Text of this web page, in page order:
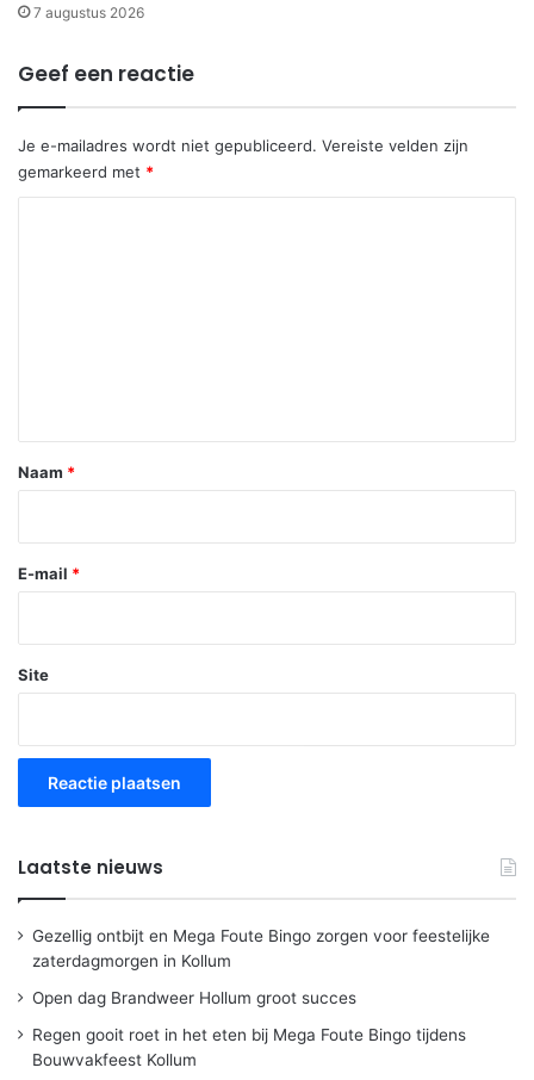
7 augustus 2026
Geef een reactie
Je e-mailadres wordt niet gepubliceerd. Vereiste velden zijn
gemarkeerd met *
*
Naam *
E-mail *
Site
Laatste nieuws
Gezellig ontbijt en Mega Foute Bingo zorgen voor feestelijke
zaterdagmorgen in Kollum
Open dag Brandweer Hollum groot succes
Regen gooit roet in het eten bij Mega Foute Bingo tijdens
Bouwvakfeest Kollum